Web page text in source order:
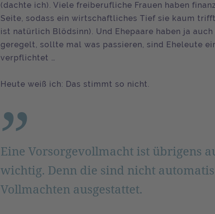
(dachte ich). Viele freiberufliche Frauen haben
Seite, sodass ein wirtschaftliches Tief sie kaum
ist natürlich Blödsinn). Und Ehepaare haben ja
geregelt, sollte mal was passieren, sind Eheleute
verpflichtet …
Heute weiß ich: Das stimmt so nicht.
Eine Vorsorgevollmacht ist übrigens
wichtig. Denn die sind nicht
Vollmachten ausgestattet.